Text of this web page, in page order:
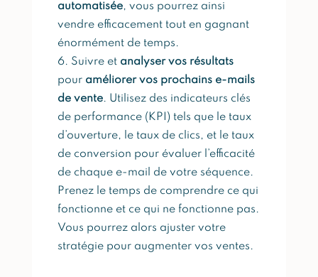
automatisée, vous pourrez ainsi
vendre efficacement tout en gagnant
énormément de temps.
Suivre et analyser vos résultats
pour améliorer vos prochains e-mails
de vente. Utilisez des indicateurs clés
de performance (KPI) tels que le taux
d’ouverture, le taux de clics, et le taux
de conversion pour évaluer l’efficacité
de chaque e-mail de votre séquence.
Prenez le temps de comprendre ce qui
fonctionne et ce qui ne fonctionne pas.
Vous pourrez alors ajuster votre
stratégie pour augmenter vos ventes.